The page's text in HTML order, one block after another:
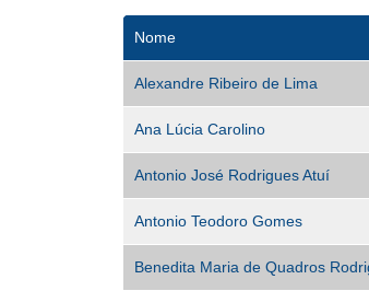
Nome
Alexandre Ribeiro de Lima
Ana Lúcia Carolino
Antonio José Rodrigues Atuí
Antonio Teodoro Gomes
Benedita Maria de Quadros